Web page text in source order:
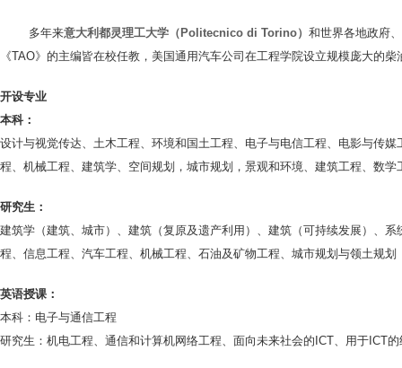
多年来意大利都灵理工大学（Politecnico di Torino） 和世界各地政府
《TAO》的主编皆在校任教，美国通用汽车公司在工程学院设立规模庞大的
开设专业
本科：
设计与视觉传达、土木工程、环境和国土工程、电子与电信工程、电影与传
程、机械工程、建筑学、空间规划，城市规划，景观和环境、建筑工程、数学
研究生：
建筑学（建筑、城市）、建筑（复原及遗产利用）、建筑（可持续发展）、
程、信息工程、汽车工程、机械工程、石油及矿物工程、城市规划与领土规划
英语授课：
本科：电子与通信工程
研究生：机电工程、通信和计算机网络工程、面向未来社会的ICT、用于ICT